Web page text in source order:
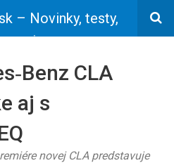
– Novinky, testy,
CLA
aj s
novej CLA predstavuje